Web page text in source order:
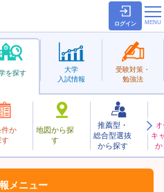
ログイン
を探す
件か
す
地図から探
す
推薦型・
総合型選抜
から探す
キ
か
大学
入試情報
受験対策・
勉強法
お気に入り
メニュー